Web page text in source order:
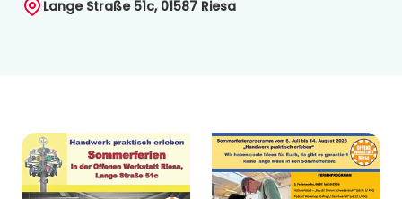
Lange Straße 51c, 01587 Riesa